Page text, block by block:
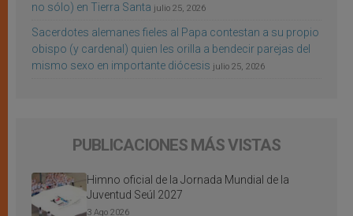
no sólo) en Tierra Santa julio 25, 2026
Sacerdotes alemanes fieles al Papa contestan a su propio
obispo (y cardenal) quien les orilla a bendecir parejas del
mismo sexo en importante diócesis julio 25, 2026
PUBLICACIONES MÁS VISTAS
Himno oficial de la Jornada Mundial de la
Juventud Seúl 2027
3 Ago 2026